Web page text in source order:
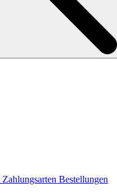
Zahlungsarten Bestellungen